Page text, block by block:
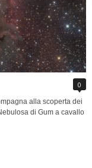
0
alla scoperta dei
di Gum a cavallo